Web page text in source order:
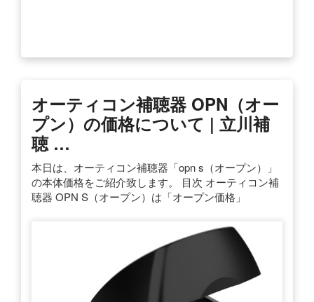
オーティコン補聴器 OPN（オー
プン）の価格について | 立川補
聴 …
本日は、オーティコン補聴器「opn s（オープン）」
の本体価格をご紹介致します。 目次 オーティコン補
聴器 OPN S（オープン）は「オープン価格」